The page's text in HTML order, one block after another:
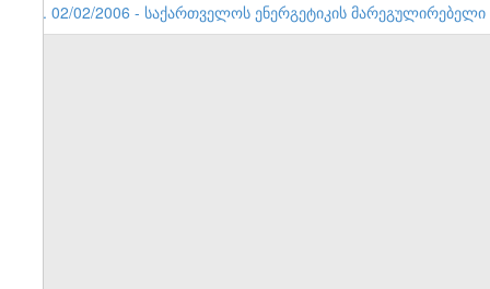
1. 02/02/2006 - საქართველოს ენერგეტიკის